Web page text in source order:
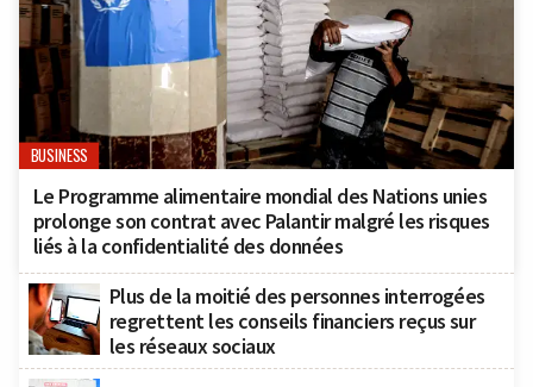
BUSINESS
Le Programme alimentaire mondial des Nations unies
prolonge son contrat avec Palantir malgré les risques
liés à la confidentialité des données
Plus de la moitié des personnes interrogées
regrettent les conseils financiers reçus sur
les réseaux sociaux